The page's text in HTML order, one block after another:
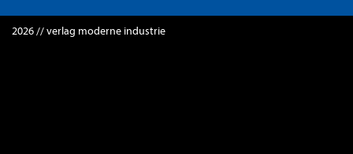
2026 // verlag moderne industrie